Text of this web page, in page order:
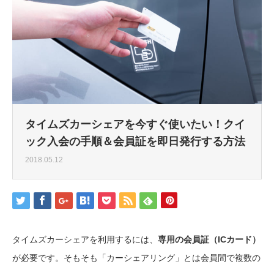
タイムズカーシェアを今すぐ使いたい！クイ
ック入会の手順＆会員証を即日発行する方法
2018.05.12
タイムズカーシェアを利用するには、 専用の会員証（ICカード）
が必要です。そもそも「カーシェアリング」とは会員間で複数の